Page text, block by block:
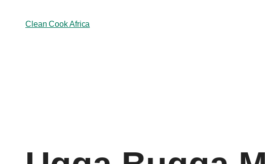
Clean Cook Africa